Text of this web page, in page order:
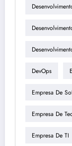
DevOps
Empresa De
Empresa De
Empresa De TI